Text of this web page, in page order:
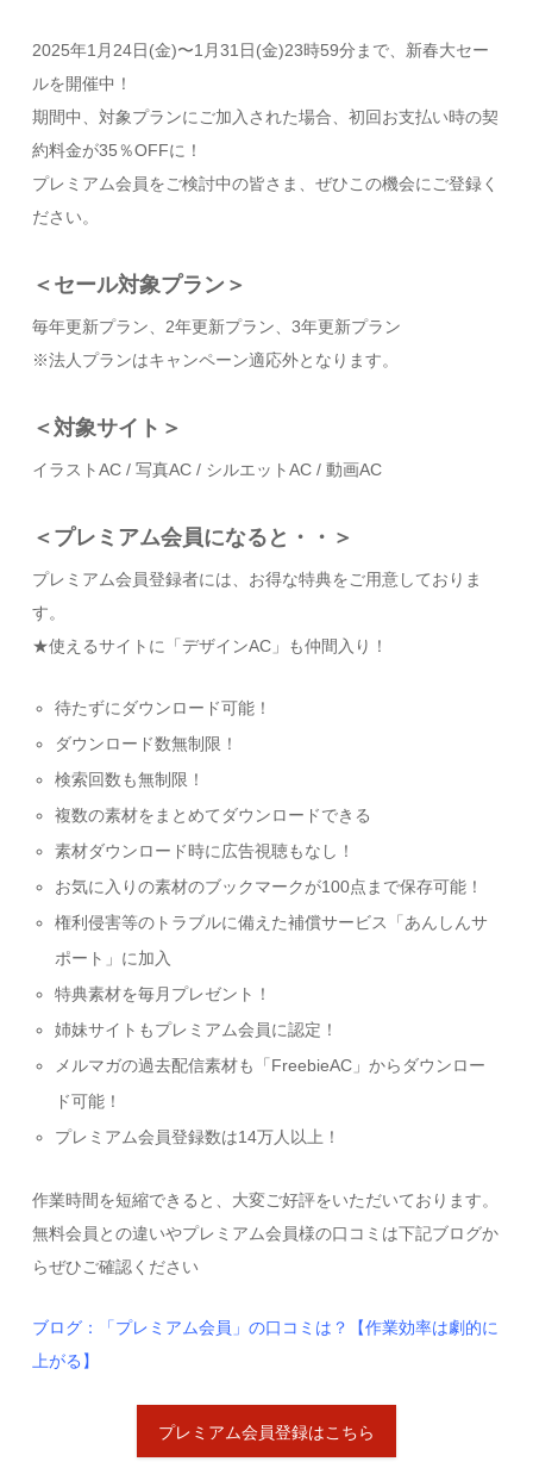
2025年1月24日(金)〜1月31日(金)23時59分まで、新春大セー
ルを​開催中！
期間中、対象プランにご加入された場合、初回お支払い時の契
約料金が35％OFFに！
プレミアム会員をご検討中の皆さま、ぜひこの機会にご登録く
ださい。
＜セール対象プラン＞
毎年更新プラン、2年更新プラン、3年更新プラン
※法人プランはキャンペーン適応外となります。
＜対象サイト＞
イラストAC / 写真AC / シルエットAC / 動画AC
＜プレミアム会員になると・・＞
プレミアム会員登録者には、お得な特典をご用意しておりま
す。
★使えるサイトに「デザインAC」も仲間入り！
待たずにダウンロード可能！
ダウンロード数無制限！
検索回数も無制限！
複数の素材をまとめてダウンロードできる
素材ダウンロード時に広告視聴もなし！
お気に入りの素材のブックマークが100点まで保存可能！
権利侵害等のトラブルに備えた補償サービス「あんしんサ
ポート」に加入
特典素材を毎月プレゼント！
姉妹サイトもプレミアム会員に認定！
メルマガの過去配信素材も「FreebieAC」からダウンロー
ド可能！
プレミアム会員登録数は14万人以上！
作業時間を短縮できると、大変ご好評をいただいております。
無料会員との違いやプレミアム会員様の口コミは下記ブログか
らぜひご確認ください
ブログ：「プレミアム会員」の口コミは？【作業効率は劇的に
上がる】
プレミアム会員登録はこちら